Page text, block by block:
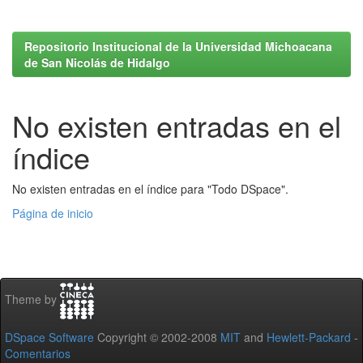
Repositorio Institucional de la Universidad Michoacana
de San Nicolás de Hidalgo
No existen entradas en el
índice
No existen entradas en el índice para "Todo DSpace".
Página de inicio
Theme by
DSpace Software Copyright © 2002-2008 MIT and Hewlett-Packard -
Comentarios